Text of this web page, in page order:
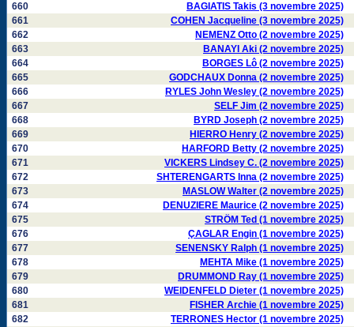
660
BAGIATIS Takis (3 novembre 2025)
661
COHEN Jacqueline (3 novembre 2025)
662
NEMENZ Otto (2 novembre 2025)
663
BANAYI Aki (2 novembre 2025)
664
BORGES Lô (2 novembre 2025)
665
GODCHAUX Donna (2 novembre 2025)
666
RYLES John Wesley (2 novembre 2025)
667
SELF Jim (2 novembre 2025)
668
BYRD Joseph (2 novembre 2025)
669
HIERRO Henry (2 novembre 2025)
670
HARFORD Betty (2 novembre 2025)
671
VICKERS Lindsey C. (2 novembre 2025)
672
SHTERENGARTS Inna (2 novembre 2025)
673
MASLOW Walter (2 novembre 2025)
674
DENUZIERE Maurice (2 novembre 2025)
675
STRÖM Ted (1 novembre 2025)
676
ÇAGLAR Engin (1 novembre 2025)
677
SENENSKY Ralph (1 novembre 2025)
678
MEHTA Mike (1 novembre 2025)
679
DRUMMOND Ray (1 novembre 2025)
680
WEIDENFELD Dieter (1 novembre 2025)
681
FISHER Archie (1 novembre 2025)
682
TERRONES Hector (1 novembre 2025)